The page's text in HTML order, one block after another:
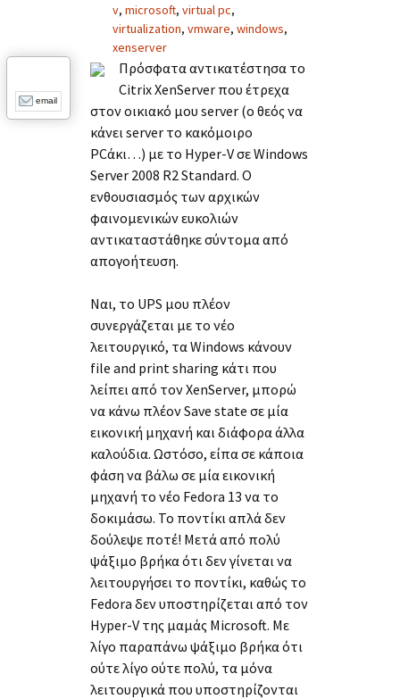
v, microsoft, virtual pc,
virtualization, vmware, windows,
xenserver
Πρόσφατα αντικατέστησα το
Citrix XenServer που έτρεχα
στον οικιακό μου server (ο θεός να
κάνει server το κακόμοιρο
PCάκι…) με το Hyper-V σε Windows
Server 2008 R2 Standard. Ο
ενθουσιασμός των αρχικών
φαινομενικών ευκολιών
αντικαταστάθηκε σύντομα από
απογοήτευση.
Ναι, το UPS μου πλέον
συνεργάζεται με το νέο
λειτουργικό, τα Windows κάνουν
file and print sharing κάτι που
λείπει από τον XenServer, μπορώ
να κάνω πλέον Save state σε μία
εικονική μηχανή και διάφορα άλλα
καλούδια. Ωστόσο, είπα σε κάποια
φάση να βάλω σε μία εικονική
μηχανή το νέο Fedora 13 να το
δοκιμάσω. Το ποντίκι απλά δεν
δούλεψε ποτέ! Μετά από πολύ
ψάξιμο βρήκα ότι δεν γίνεται να
λειτουργήσει το ποντίκι, καθώς το
Fedora δεν υποστηρίζεται από τον
Hyper-V της μαμάς Microsoft. Με
λίγο παραπάνω ψάξιμο βρήκα ότι
ούτε λίγο ούτε πολύ, τα μόνα
λειτουργικά που υποστηρίζονται
email